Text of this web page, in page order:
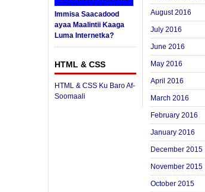
Immisa Saacadood
ayaa Maalintii Kaaga
Luma Internetka?
HTML & CSS
HTML & CSS Ku Baro Af-
Soomaali
August 2016
July 2016
June 2016
May 2016
April 2016
March 2016
February 2016
January 2016
December 2015
November 2015
October 2015